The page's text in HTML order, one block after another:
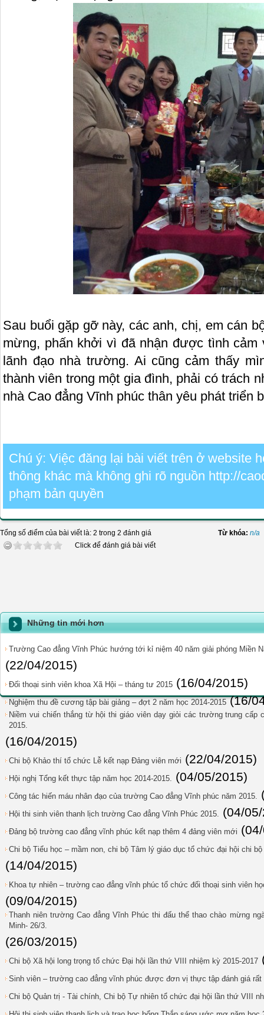
Sau buổi gặp gỡ này, các anh, chị, em cán
mừng, phấn khởi vì đã nhận được tình cảm
lãnh đạo nhà trường. Ai cũng cảm thấy
thành viên trong một gia đình, phải có trách
nhà Cao đẳng Vĩnh phúc thân yêu phát triển
Chú ý: Việc đăng lại bài viết trên ở website
thông khác mà không ghi rõ nguồn http://
phạm bản quyền
Tổng số điểm của bài viết là: 2 trong 2 đánh giá
Click để đánh giá bài viết
Từ khóa: n/a
Những tin mới hơn
Trường Cao đẳng Vĩnh Phúc hướng tới kỉ niệm 40 năm giải phóng Miền
(22/04/2015)
Đối thoại sinh viên khoa Xã Hội – tháng tư 2015 (16/04/2015)
Nghiệm thu đề cương tập bài giảng – đợt 2 năm học 2014-2015 (16/
Niềm vui chiến thắng từ hội thi giáo viên dạy giỏi các trường trung cấp
2015.
(16/04/2015)
Chi bộ Khảo thí tổ chức Lễ kết nạp Đảng viên mới (22/04/2015)
Hội nghị Tổng kết thực tập năm học 2014-2015. (04/05/2015)
Công tác hiến máu nhân đạo của trường Cao đẳng Vĩnh phúc năm 2015.
Hội thi sinh viên thanh lịch trường Cao đẳng Vĩnh Phúc 2015. (04/
Đảng bộ trường cao đẳng vĩnh phúc kết nạp thêm 4 đảng viên mới
Chi bộ Tiểu học – mầm non, chi bộ Tâm lý giáo dục tổ chức đại hội chi
(14/04/2015)
Khoa tự nhiên – trường cao đẳng vĩnh phúc tổ chức đối thoại sinh viên
(09/04/2015)
Thanh niên trường Cao đẳng Vĩnh Phúc thi đấu thể thao chào mừng
Minh- 26/3.
(26/03/2015)
Chi bộ Xã hội long trọng tổ chức Đại hội lần thứ VIII nhiệm kỳ 2015-2017
Sinh viên – trường cao đẳng vĩnh phúc được đơn vị thực tập đánh giá rất
Chi bộ Quản trị - Tài chính, Chi bộ Tự nhiên tổ chức đại hội lần thứ VIII